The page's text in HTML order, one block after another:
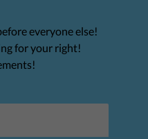
everyone else!
for your right!